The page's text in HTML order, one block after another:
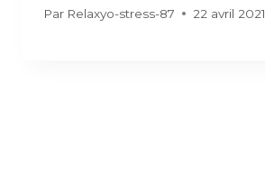
Par Relaxyo-stress-87 22 avril 2021